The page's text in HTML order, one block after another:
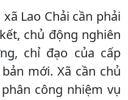
Lao Chải cần phải
chủ động nghiên
chỉ đạo của cấp
mới. Xã cần chủ
công nhiệm vụ